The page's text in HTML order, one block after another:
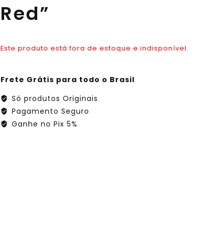
Red”
Este produto está fora de estoque e indisponível.
Frete Grátis para todo o Brasil
Só produtos Originais
Pagamento Seguro
Ganhe no Pix 5%